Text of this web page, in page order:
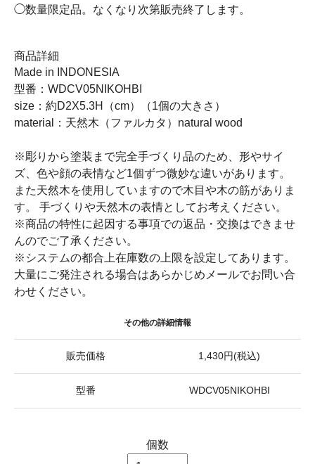
◯数量限定品。なくなり次第販売終了します。
商品詳細
Made in INDONESIA
型番：WDCV05NIKOHBI
size：約D2X5.3H（cm）（1個の大きさ）
material：天然木（ファルカタ）natural wood
※彫りから塗装まで完全手づくり品のため、形やサイ
ズ、色や顔の表情など1個ずつ微妙な違いがあります。
また天然木を使用していますので木目や木の筋がありま
す。 手づくりや天然木の表情としてお考えください。
※商品の特性に起因する事項での返品・交換はできませ
んのでご了承ください。
※システムの都合上在庫数の上限を設定してあります。
大量にご発注される場合はあらかじめメールでお問い合
わせください。
その他の詳細情報
販売価格 1,430円(税込)
型番 WDCV05NIKOHBI
個数